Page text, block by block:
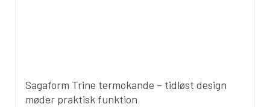
Sagaform Trine termokande – tidløst design
møder praktisk funktion